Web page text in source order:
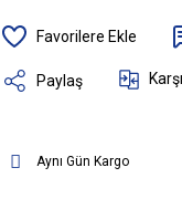
Paylaş
Aynı Gün Kargo